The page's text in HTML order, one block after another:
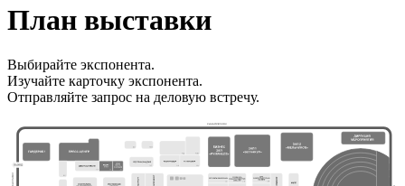
План выставки
Выбирайте экспонента.
Изучайте карточку экспонента.
Отправляйте запрос на деловую встречу.